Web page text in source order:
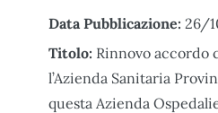
Data Pubblicazione: 26/
Titolo: Rinnovo accordo
l’Azienda Sanitaria
questa Azienda